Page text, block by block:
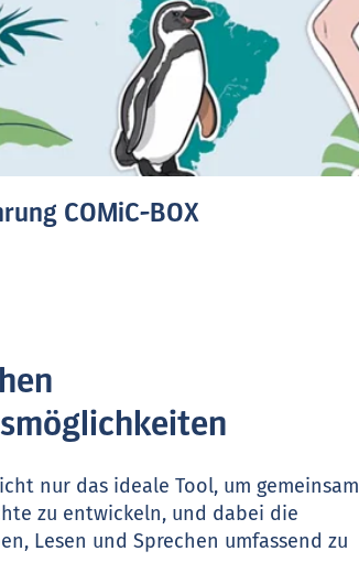
COMiC-BOX
nur das ideale Tool, um gemeinsam
zu entwickeln, und dabei die
Lesen und Sprechen umfassend zu